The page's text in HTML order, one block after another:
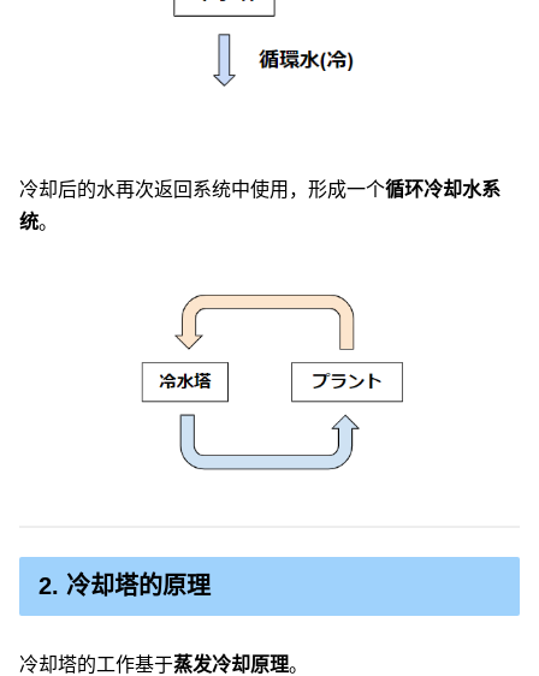
冷却后的水再次返回系统中使用，形成一个循环冷却水系
统。
2. 冷却塔的原理
冷却塔的工作基于蒸发冷却原理。